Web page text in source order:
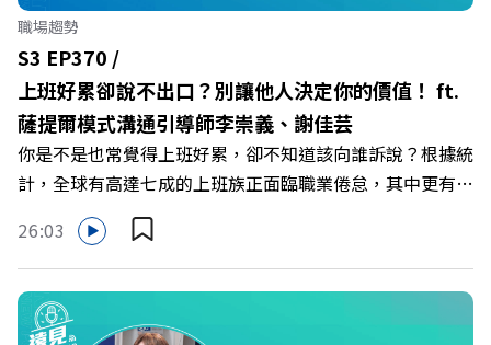
遠 +++++ 🫧清除腦袋的盲點，也順手理清生活的雜亂。 點
開看質感養成術>> https://gvmkt.pse.is/9al3px ✨關注
《遠見》更多的社群： LINE：https://reurl.cc/A4ELQp
IG：https://bit.ly/3AjBWNV YT：https://bit.ly/38jNi9k
Powered by Firstory Hosting
職場趨勢
S3 EP370 /
上班好累卻說不出口？別讓他人決定你的價值！ ft.
薩提爾模式溝通引導師李崇義、謝佳芸
你是不是也常覺得上班好累，卻不知道該向誰訴說？根據統
計，全球有高達七成的上班族正面臨職業倦怠，其中更有三
成默默承受著「沉默的倦怠」。當主管的期待、同儕的競爭
與承上啟下的壓力成為日常，身在職場的我們該如何停止無
止境的自我懷疑，在人際風暴中找回安頓內心的力量？ 本
集《遠見ON AIR》邀請新書《透視職場冰山》作者、薩提
爾模式溝通引導師李崇義與謝佳芸，教你如何看穿職場底層
26:03